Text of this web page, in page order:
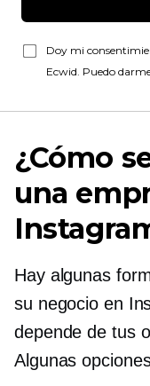
Doy mi
Ecwid. Puedo
¿Cómo
una
Hay algunas
su negocio en
depende de tus
Algunas